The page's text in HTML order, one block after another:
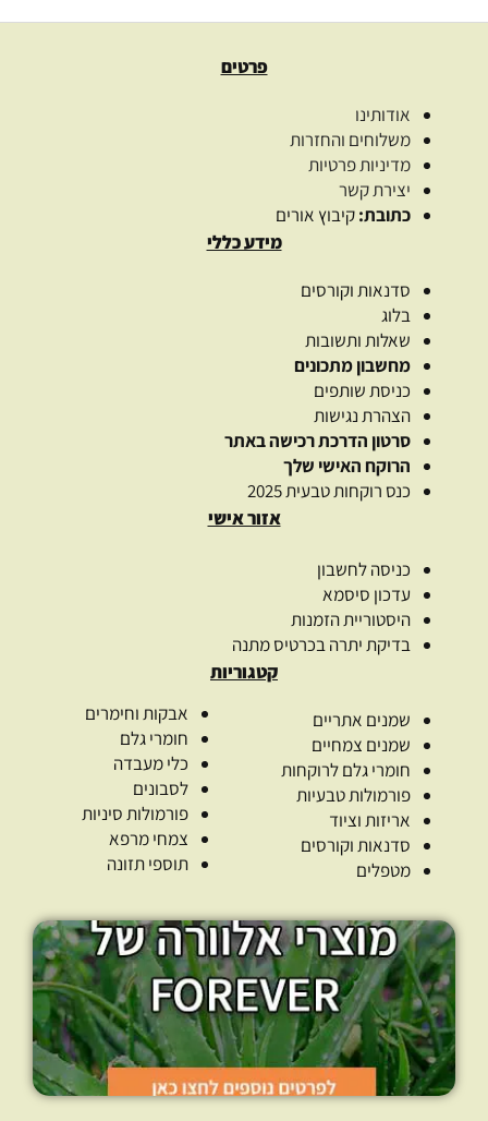
פרטים
אודותינו
משלוחים והחזרות
מדיניות פרטיות
יצירת קשר
כתובת:קיבוץ אורים
מידע כללי
סדנאות וקורסים
בלוג
שאלות ותשובות
מחשבון מתכונים
כניסת שותפים
הצהרת נגישות
סרטון הדרכת רכישה באתר
הרוקח האישי שלך
כנס רוקחות טבעית 2025
אזור אישי
כניסה לחשבון
עדכון סיסמא
היסטוריית הזמנות
בדיקת יתרה בכרטיס מתנה
קטגוריות
שמנים אתריים
שמנים צמחיים
חומרי גלם לרוקחות
פורמולות טבעיות
אריזות וציוד
סדנאות וקורסים
מטפלים
אבקות וחימרים
חומרי גלם
כלי מעבדה
לסבונים
פורמולות סיניות
צמחי מרפא
תוספי תזונה